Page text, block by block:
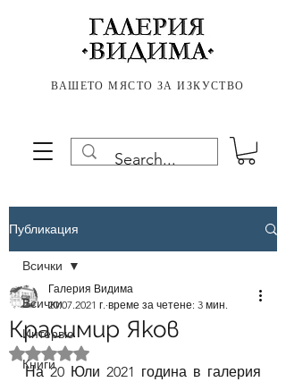
ВАШЕТО МЯСТО ЗА ИЗКУСТВО
Публикация
Всички
Интервю
Книги
Всички
Красимир Яков
Галерия Видима
20.07.2021 г. време за четене: 3 мин.
Оценено с NaN от 5 звезди.
На 20 Юли 2021 година в галерия